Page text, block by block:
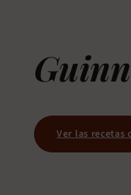
Ver las recetas